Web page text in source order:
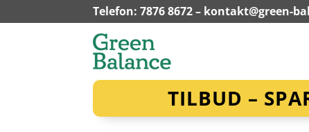
Telefon: 7876 8672 – kontakt@green-
TILBUD –